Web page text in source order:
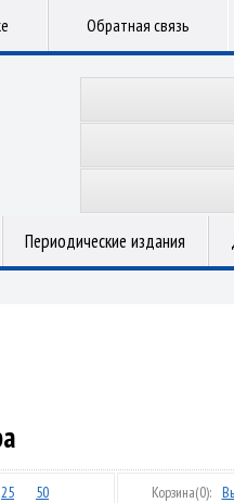
Обратная связь
Периодические издания
25 50 Корзина(0):